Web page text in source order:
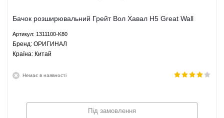
Бачок розширювальний Грейт Вол Хавал H5 Great Wall
Артикул: 1311100-K80
Брeнд: ОРИГИНАЛ
Країна: Китай
Немає в наявності
Під замовлення